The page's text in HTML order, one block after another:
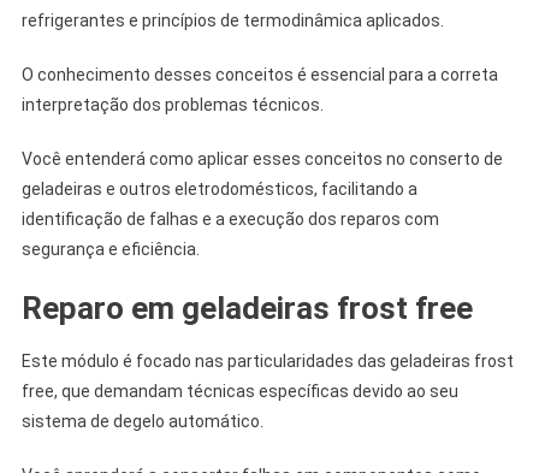
refrigerantes e princípios de termodinâmica aplicados.
O conhecimento desses conceitos é essencial para a correta
interpretação dos problemas técnicos.
Você entenderá como aplicar esses conceitos no conserto de
geladeiras e outros eletrodomésticos, facilitando a
identificação de falhas e a execução dos reparos com
segurança e eficiência.
Reparo em geladeiras frost free
Este módulo é focado nas particularidades das geladeiras frost
free, que demandam técnicas específicas devido ao seu
sistema de degelo automático.